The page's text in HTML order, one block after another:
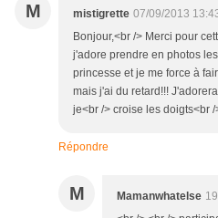
M mistigrette 07/09/2013
Bonjour,<br /> Merci pour
j'adore prendre en photos
princesse et je me force à
mais j'ai du retard!!!
je<br /> croise les doigts<br
Répondre
M Mamanwhatelse